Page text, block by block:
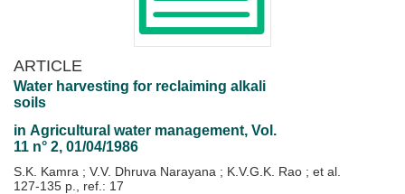
ARTICLE
Water harvesting for reclaiming alkali
soils
in Agricultural water management, Vol.
11 n° 2, 01/04/1986
S.K. Kamra ; V.V. Dhruva Narayana ; K.V.G.K. Rao ; et al.
127-135 p., ref.: 17